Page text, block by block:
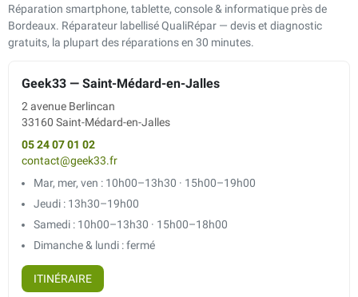
Réparation smartphone, tablette, console & informatique près de
Bordeaux. Réparateur labellisé QualiRépar — devis et diagnostic
gratuits, la plupart des réparations en 30 minutes.
Geek33 — Saint-Médard-en-Jalles
2 avenue Berlincan
33160 Saint-Médard-en-Jalles
05 24 07 01 02
contact@geek33.fr
Mar, mer, ven : 10h00–13h30 · 15h00–19h00
Jeudi : 13h30–19h00
Samedi : 10h00–13h30 · 15h00–18h00
Dimanche & lundi : fermé
ITINÉRAIRE